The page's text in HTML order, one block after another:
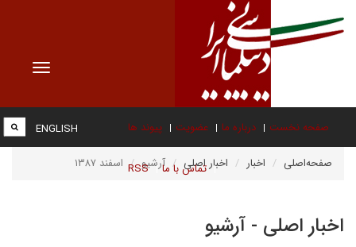
Toggle
صفحه نخست درباره ما عضویت پیوند ها
تماس با ما RSS
ENGLISH
صفحه‌اصلی اخبار اخبار اصلی آرشیو اسفند ۱۳۸۷
اخبار اصلی - آرشیو